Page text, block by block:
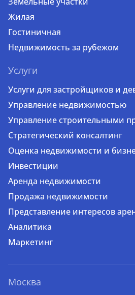
Жилая
Гостиничная
Недвижимость за рубежом
Услуги
Услуги для застройщиков и
Управление недвижимостью
Управление строительными
Стратегический консалтинг
Оценка недвижимости и
Инвестиции
Аренда недвижимости
Продажа недвижимости
Представление интересов
Аналитика
Маркетинг
Москва